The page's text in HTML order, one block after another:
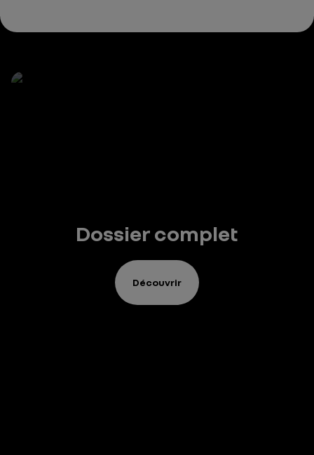
Dossier complet
Découvrir